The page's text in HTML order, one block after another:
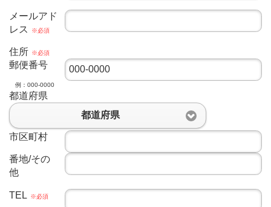
メールアド
レス
※必須
住所 ※必須
郵便番号
例：000-0000
都道府県
都道府県
市区町村
番地/その
他
TEL ※必須